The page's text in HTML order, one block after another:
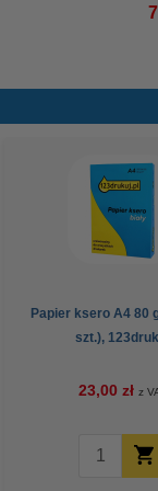
Papier ksero A4 80
szt.),
23,00 zł z